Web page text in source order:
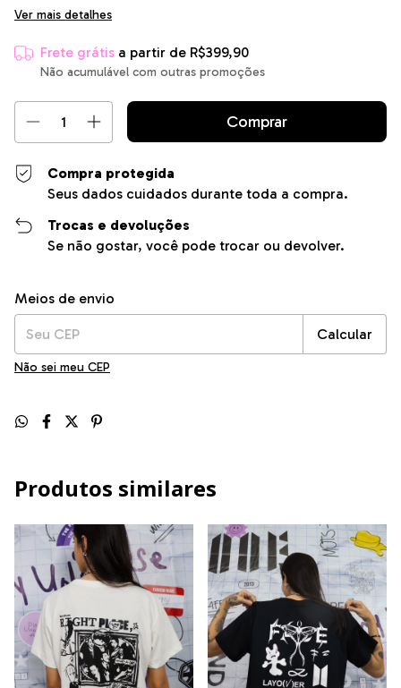
Ver mais detalhes
Frete grátis a partir de R$399,90
Não acumulável com outras promoções
Compra protegida
Seus dados cuidados durante toda a compra.
Trocas e devoluções
Se não gostar, você pode trocar ou devolver.
Entregas para o CEP:
Meios de envio
Calcular
Não sei meu CEP
Produtos similares